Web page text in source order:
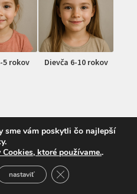
5 rokov Dievča 6-10 rokov
sme vám poskytli čo najlepší
ktoré používame..
nastaviť Close GDPR